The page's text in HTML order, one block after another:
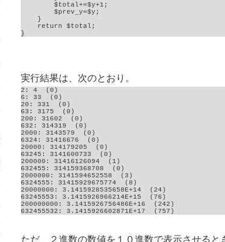
$total+=$y+1;
$prev_y=$y;
}
return $total;
}
実行結果は、次のとおり。
2: 4  (0)
6: 33  (0)
20: 331  (0)
63: 3175  (0)
200: 31602  (0)
632: 314319  (0)
2000: 3143579  (0)
6324: 31416676  (0)
20000: 314179205  (0)
63245: 3141600733  (0)
200000: 31416126094  (1)
632455: 314159368708  (0)
2000000: 3141594652558  (3)
6324555: 31415929675774  (8)
20000000: 3.1415928535658E+14  (24)
63245553: 3.1415926966214E+15  (76)
200000000: 3.1415926756486E+16  (242)
632455532: 3.1415926602871E+17  (757)
ただ、２進数の数値を１０進数で表示させると